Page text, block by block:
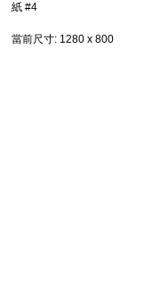
紙 #4
當前尺寸: 1280 x 800